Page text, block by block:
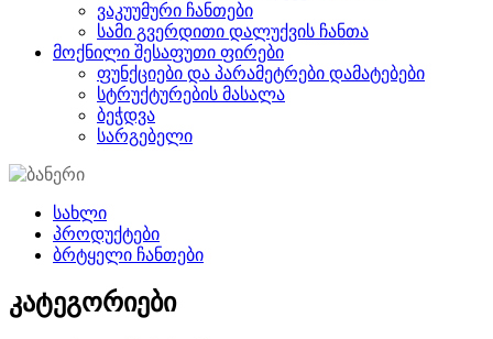
ვაკუუმური ჩანთები
სამი გვერდითი დალუქვის ჩანთა
მოქნილი შესაფუთი ფირები
ფუნქციები და პარამეტრები დამატებები
სტრუქტურების მასალა
ბეჭდვა
სარგებელი
სახლი
პროდუქტები
ბრტყელი ჩანთები
კატეგორიები